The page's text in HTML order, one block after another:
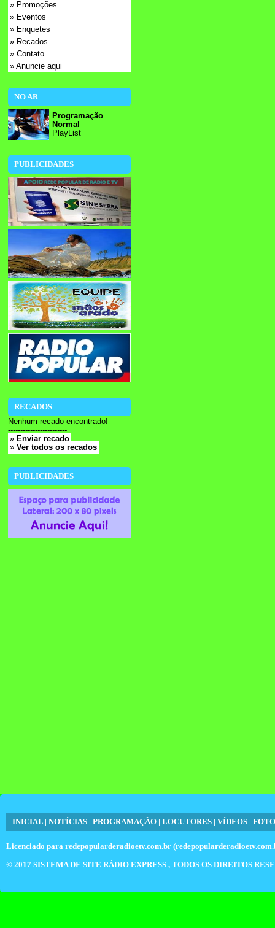
» Promoções
» Eventos
» Enquetes
» Recados
» Contato
» Anuncie aqui
NO AR
Programação
Normal
PlayList
PUBLICIDADES
RECADOS
Nenhum recado encontrado!
------------------------
» Enviar recado
» Ver todos os recados
PUBLICIDADES
INICIAL NOTÍCIAS PROGRAMAÇÃO LOCUTORES VÍDEOS
Licenciado para redepopularderadioetv.com.br
© 2017 SISTEMA DE SITE RÁDIO EXPRESS , TODOS OS DIREITOS